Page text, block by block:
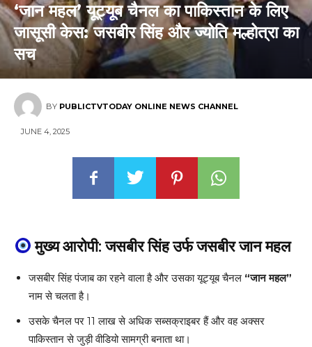
‘जान महल’ यूट्यूब चैनल का पाकिस्तान के लिए
जासूसी केस: जसबीर सिंह और ज्योति मल्होत्रा का
सच
BY PUBLICTVTODAY ONLINE NEWS CHANNEL
JUNE 4, 2025
मुख्य आरोपी: जसबीर सिंह उर्फ जसबीर जान महल
जसबीर सिंह पंजाब का रहने वाला है और उसका यूट्यूब चैनल “जान महल”
नाम से चलता है।
उसके चैनल पर 11 लाख से अधिक सब्सक्राइबर हैं और वह अक्सर
पाकिस्तान से जुड़ी वीडियो सामग्री बनाता था।